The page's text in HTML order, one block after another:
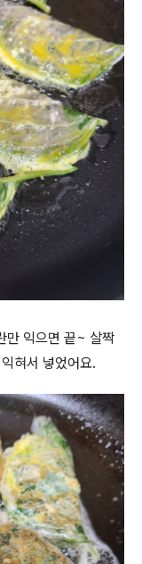
만 익으면 끝~ 살짝
혀서 넣었어요.